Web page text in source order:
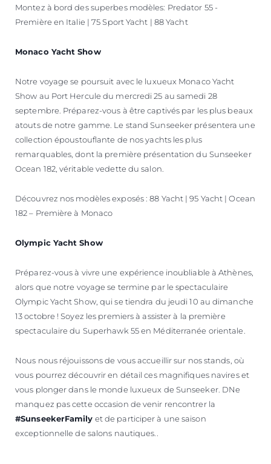
Montez à bord des superbes modèles: Predator 55 -
Première en Italie | 75 Sport Yacht | 88 Yacht
Monaco Yacht Show
Notre voyage se poursuit avec le luxueux Monaco Yacht
Show au Port Hercule du mercredi 25 au samedi 28
septembre. Préparez-vous à être captivés par les plus beaux
atouts de notre gamme. Le stand Sunseeker présentera une
collection époustouflante de nos yachts les plus
remarquables, dont la première présentation du Sunseeker
Ocean 182, véritable vedette du salon.
Découvrez nos modèles exposés : 88 Yacht | 95 Yacht | Ocean
182 – Première à Monaco
Olympic Yacht Show
Préparez-vous à vivre une expérience inoubliable à Athènes,
alors que notre voyage se termine par le spectaculaire
Olympic Yacht Show, qui se tiendra du jeudi 10 au dimanche
13 octobre ! Soyez les premiers à assister à la première
spectaculaire du Superhawk 55 en Méditerranée orientale.
Nous nous réjouissons de vous accueillir sur nos stands, où
vous pourrez découvrir en détail ces magnifiques navires et
vous plonger dans le monde luxueux de Sunseeker. DNe
manquez pas cette occasion de venir rencontrer la
#SunseekerFamily et de participer à une saison
exceptionnelle de salons nautiques..